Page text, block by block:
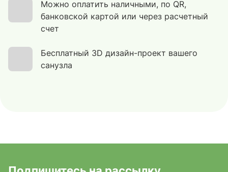
Можно оплатить наличными, по QR,
банковской картой или через расчетный
счет
Бесплатный 3D дизайн-проект вашего
санузла